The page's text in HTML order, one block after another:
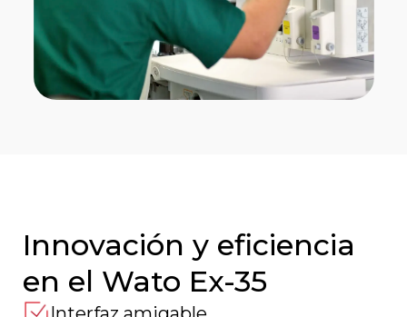
Innovación y eficiencia
en el Wato Ex-35